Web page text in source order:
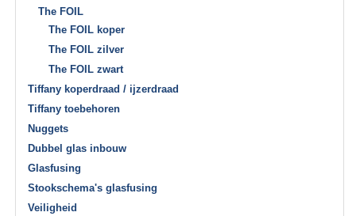
The FOIL
The FOIL koper
The FOIL zilver
The FOIL zwart
Tiffany koperdraad / ijzerdraad
Tiffany toebehoren
Nuggets
Dubbel glas inbouw
Glasfusing
Stookschema's glasfusing
Veiligheid